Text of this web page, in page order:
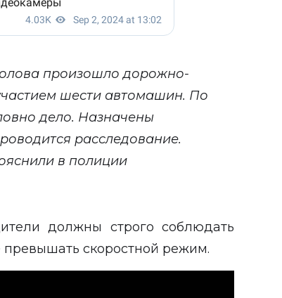
произошло дорожно-
шести автомашин. По
дело. Назначены
расследование.
в полиции
должны строго соблюдать
скоростной режим.